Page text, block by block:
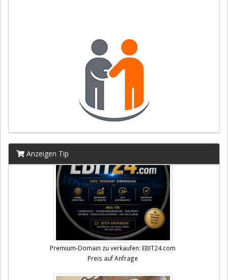
Anzeigen Tip
Premium-Domain zu verkaufen: EBIT24.com
Preis auf Anfrage